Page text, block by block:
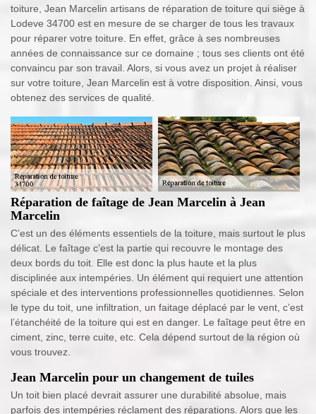
toiture, Jean Marcelin artisans de réparation de toiture qui siège à
Lodeve 34700 est en mesure de se charger de tous les travaux
pour réparer votre toiture. En effet, grâce à ses nombreuses
années de connaissance sur ce domaine ; tous ses clients ont été
convaincu par son travail. Alors, si vous avez un projet à réaliser
sur votre toiture, Jean Marcelin est à votre disposition. Ainsi, vous
obtenez des services de qualité.
Réparation de faîtage de Jean Marcelin à Jean
Marcelin
C’est un des éléments essentiels de la toiture, mais surtout le plus
délicat. Le faîtage c’est la partie qui recouvre le montage des
deux bords du toit. Elle est donc la plus haute et la plus
disciplinée aux intempéries. Un élément qui requiert une attention
spéciale et des interventions professionnelles quotidiennes. Selon
le type du toit, une infiltration, un faitage déplacé par le vent, c’est
l’étanchéité de la toiture qui est en danger. Le faîtage peut être en
ciment, zinc, terre cuite, etc. Cela dépend surtout de la région où
vous trouvez.
Jean Marcelin pour un changement de tuiles
Un toit bien placé devrait assurer une durabilité absolue, mais
parfois des intempéries réclament des réparations. Alors que les